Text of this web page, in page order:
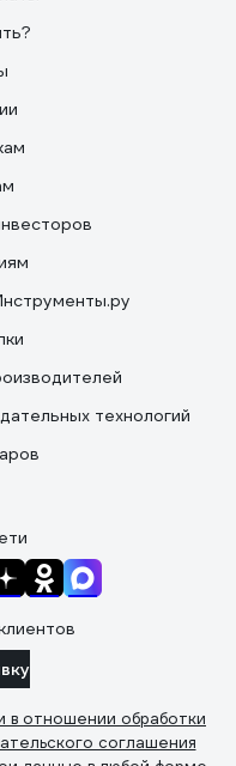
технологий
в отношении обработки
соглашения